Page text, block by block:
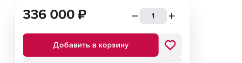
336 000 ₽
Добавить в корзину